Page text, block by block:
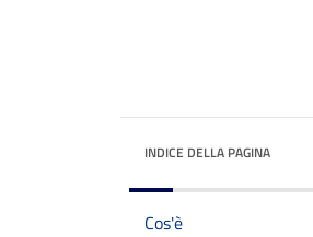
INDICE DELLA PAGINA
Cos'è